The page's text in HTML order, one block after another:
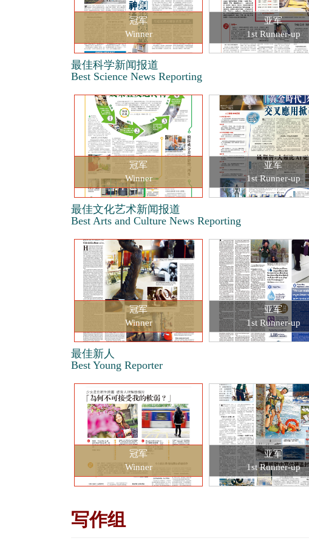
冠军
Winner
亚军
1st Runner-up
最佳科学新闻报道
Best Science News Reporting
冠军
Winner
亚军
1st Runner-up
最佳文化艺术新闻报道
Best Arts and Culture News Reporting
冠军
Winner
亚军
1st Runner-up
最佳新人
Best Young Reporter
冠军
Winner
亚军
1st Runner-up
写作组